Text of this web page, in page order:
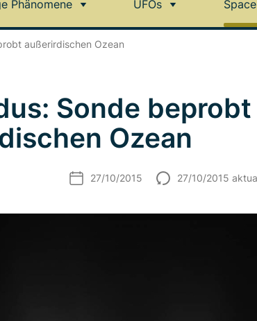
Phänomene UFOs
außerirdischen Ozean
Sonde beprobt
Ozean
27/10/2015 27/10/2015